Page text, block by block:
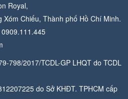
Royal,
Chiếu, Thành phố Hồ Chí Minh.
798/2017/TCDL-GP LHQT do TCDL
do Sở KHĐT. TPHCM cấp